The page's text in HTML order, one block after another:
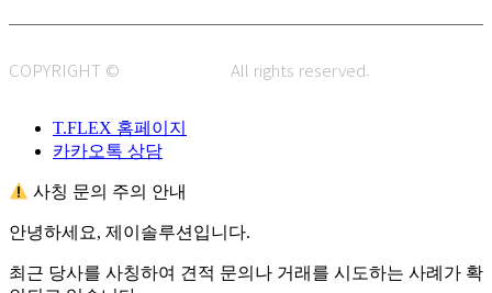
COPYRIGHT © All rights reserved.
T.FLEX 홈페이지
카카오톡 상담
사칭 문의 주의 안내
안녕하세요, 제이솔루션입니다.
최근 당사를 사칭하여 견적 문의나 거래를 시도하는 사례가 확